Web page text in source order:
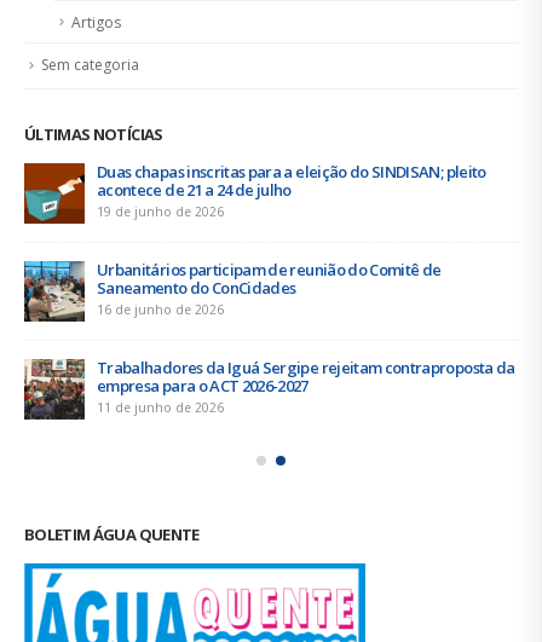
Artigos
Sem categoria
ÚLTIMAS NOTÍCIAS
Duas chapas inscritas para a eleição do SINDISAN; pleito
acontece de 21 a 24 de julho
19 de junho de 2026
Urbanitários participam de reunião do Comitê de
Saneamento do ConCidades
16 de junho de 2026
Trabalhadores da Iguá Sergipe rejeitam contraproposta da
empresa para o ACT 2026-2027
11 de junho de 2026
BOLETIM ÁGUA QUENTE